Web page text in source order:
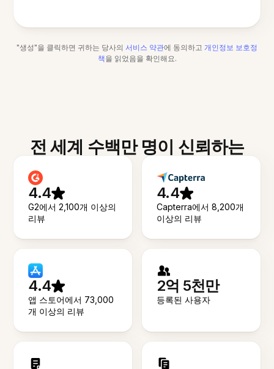
"생성"을 클릭하면 귀하는 당사의 서비스 약관에 동의하고 개인정보 보호정
책을 읽었음을 확인해요.
전 세계 수백만 명이 신뢰하는
4.4
G2에서 2,100개 이상의
리뷰
4.4
Capterra에서 8,200개
이상의 리뷰
4.4
앱 스토어에서 73,000
개 이상의 리뷰
2억 5천만
등록된 사용자